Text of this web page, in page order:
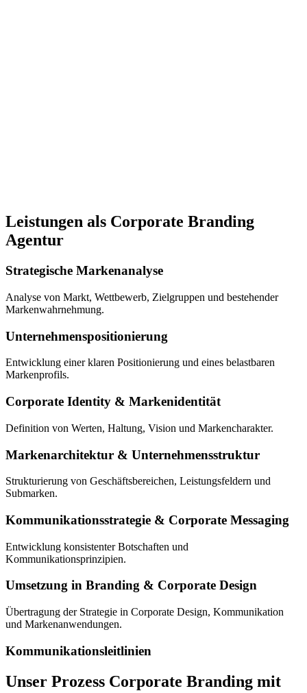
Leistungen als Corporate Branding
Agentur
Strategische Markenanalyse
Analyse von Markt, Wettbewerb, Zielgruppen und bestehender
Markenwahrnehmung.
Unternehmenspositionierung
Entwicklung einer klaren Positionierung und eines belastbaren
Markenprofils.
Corporate Identity & Markenidentität
Definition von Werten, Haltung, Vision und Markencharakter.
Markenarchitektur & Unternehmensstruktur
Strukturierung von Geschäftsbereichen, Leistungsfeldern und
Submarken.
Kommunikationsstrategie & Corporate Messaging
Entwicklung konsistenter Botschaften und
Kommunikationsprinzipien.
Umsetzung in Branding & Corporate Design
Übertragung der Strategie in Corporate Design, Kommunikation
und Markenanwendungen.
Kommunikationsleitlinien
Unser Prozess Corporate Branding mit